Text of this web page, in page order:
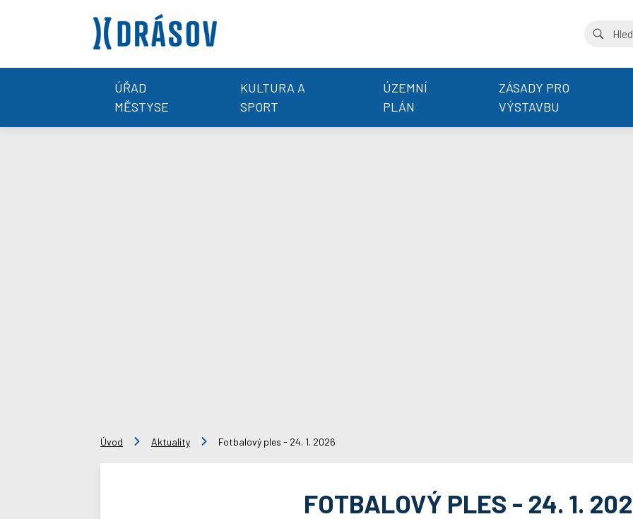
ÚŘAD
MĚSTYSE
KULTURA A
SPORT
ÚZEMNÍ
PLÁN
ZÁSADY PRO
VÝSTAVBU
Úvod Aktuality Fotbalový ples - 24. 1. 2026
FOTBALOVÝ PLES - 24. 1.